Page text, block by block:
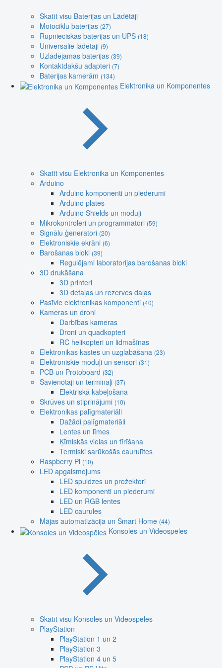
Skatīt visu Baterijas un Lādētāji
Motociklu baterijas (27)
Rūpnieciskās baterijas un UPS (18)
Universālie lādētāji (9)
Uzlādējamas baterijas (39)
Kontaktdakšu adapteri (7)
Baterijas kamerām (134)
Elektronika un Komponentes
Skatīt visu Elektronika un Komponentes
Arduino
Arduino komponenti un piederumi
Arduino plates
Arduino Shields un moduļi
Mikrokontroleri un programmatori (59)
Signālu ģeneratori (20)
Elektroniskie ekrāni (6)
Barošanas bloki (39)
Regulējami laboratorijas barošanas bloki
3D drukāšana
3D printeri
3D detaļas un rezerves daļas
Pasīvie elektronikas komponenti (40)
Kameras un droni
Darbības kameras
Droni un quadkopteri
RC helikopteri un lidmašīnas
Elektronikas kastes un uzglabāšana (23)
Elektroniskie moduļi un sensori (31)
PCB un Protoboard (32)
Savienotāji un termināļi (37)
Elektriskā kabeļošana
Skrūves un stiprinājumi (10)
Elektronikas palīgmateriāli
Dažādi palīgmateriāli
Lentes un līmes
Ķīmiskās vielas un tīrīšana
Termiski sarūkošās caurulītes
Raspberry Pi (10)
LED apgaismojums
LED spuldzes un prožektori
LED komponenti un piederumi
LED un RGB lentes
LED caurules
Mājas automatizācija un Smart Home (44)
Konsoles un Videospēles
Skatīt visu Konsoles un Videospēles
PlayStation
PlayStation 1 un 2
PlayStation 3
PlayStation 4 un 5